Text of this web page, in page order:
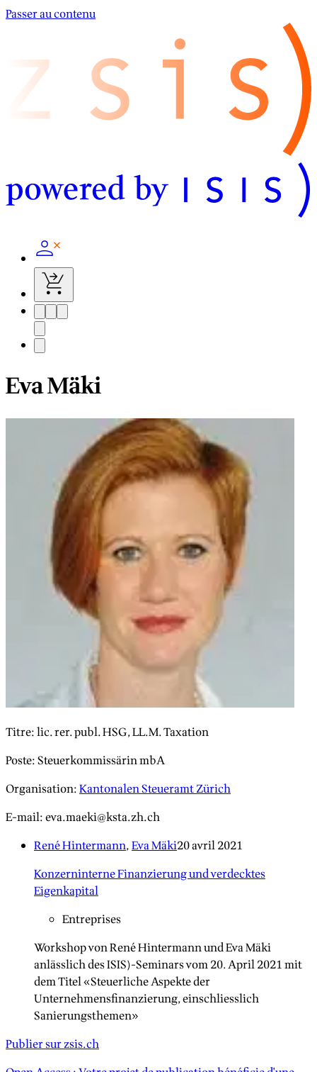
Passer au contenu
Eva Mäki
Titre:lic. rer. publ. HSG, LL.M. Taxation
Poste:Steuerkommissärin mbA
Organisation:Kantonalen Steueramt Zürich
E-mail:eva.maeki@ksta.zh.ch
René Hintermann,Eva Mäki20 avril 2021
Konzerninterne Finanzierung und verdecktes
Eigenkapital
Entreprises
Workshop von René Hintermann und Eva Mäki
anlässlich des ISIS)-Seminars vom 20. April 2021 mit
dem Titel «Steuerliche Aspekte der
Unternehmensfinanzierung, einschliesslich
Sanierungsthemen»
Publier sur zsis.ch